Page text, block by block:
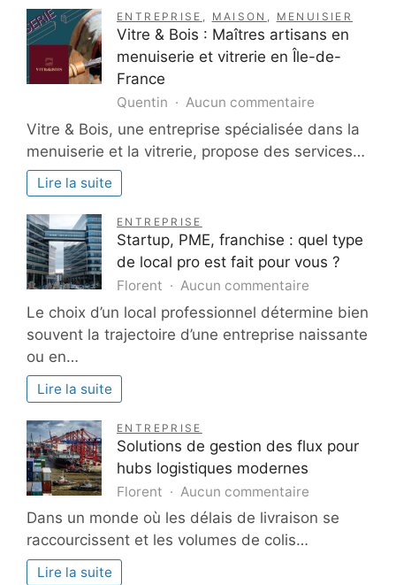
:
stratégies
pratiques
ENTREPRISE MAISON MENUISIER
Vitre & Bois : Maîtres artisans en
menuiserie et vitrerie en Île-de-
France
Quentin Aucun commentaire
Vitre
&
Bois
en
menuiserie
en
Île-
Vitre & Bois, une entreprise spécialisée dans la
menuiserie et la vitrerie, propose des services…
Lire la suite
ENTREPRISE
Startup, PME, franchise : quel type
de local pro est fait pour vous ?
Florent Aucun commentaire
Startup,
PME,
franchise
local
pro
pour
Le choix d’un local professionnel détermine bien
souvent la trajectoire d’une entreprise naissante
ou en…
Lire la suite
ENTREPRISE
Solutions de gestion des flux pour
hubs logistiques modernes
Florent Aucun commentaire
Dans un monde où les délais de livraison se
raccourcissent et les volumes de colis…
Lire la suite